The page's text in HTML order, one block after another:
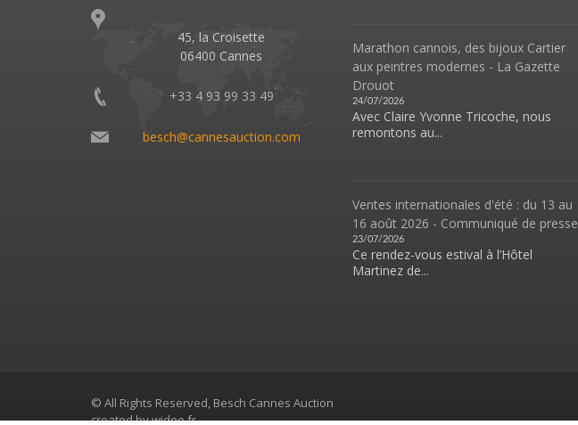
45, la Croisette
06400 Cannes
+33 4 93 99 33 49
besch@cannesauction.com
Marathon cannois, des bijoux Cartier
aux peintres modernes - La Gazette
Drouot
24/07/2026
Avec Claire Yvonne Tricoche, nous
remontons au...
Ventes internationales d'été : du 13 au
16 août 2026 - Communiqué de presse
23/07/2026
Ce rendez-vous estival à l’Hôtel
Martinez de...
© All Rights Reserved, Besch Cannes Auction
created bywidee.fr